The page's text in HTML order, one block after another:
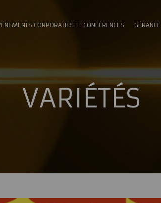
CORPORATIFS ET CONFÉRENCES GÉRANCE
VARIÉTÉS